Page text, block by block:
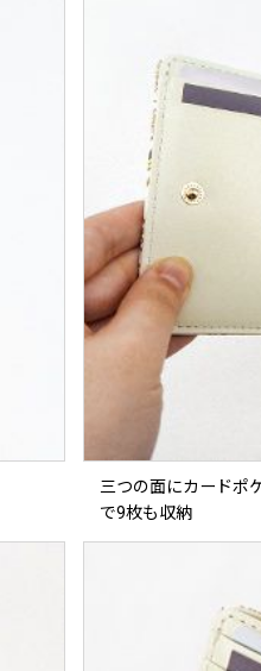
三つの面にカードポ
で9枚も収納